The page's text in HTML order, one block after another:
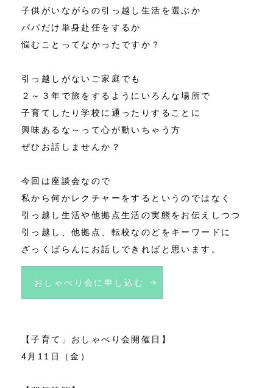
子供がいながらの引っ越し生活を選ぶか
パパだけ単身赴任をするか
悩むことってなかったですか？
引っ越しがないご家庭でも
２～３年で旅をするようにいろんな場所で
子育てしたり学校に通ったりすることに
興味あるな～って心が動いちゃう方
ぜひお話しませんか？
今回は座談会なので
私から何かレクチャーをするというのではなく
引っ越し生活や他拠点生活の実態をお伝えしつつ
引っ越し、他拠点、転校なのどをキーワードに
ざっくばらんにお話しできればと思います。
おしゃべり会に申し込む
【子育て」おしゃべり会開催日】
4月11日（金）